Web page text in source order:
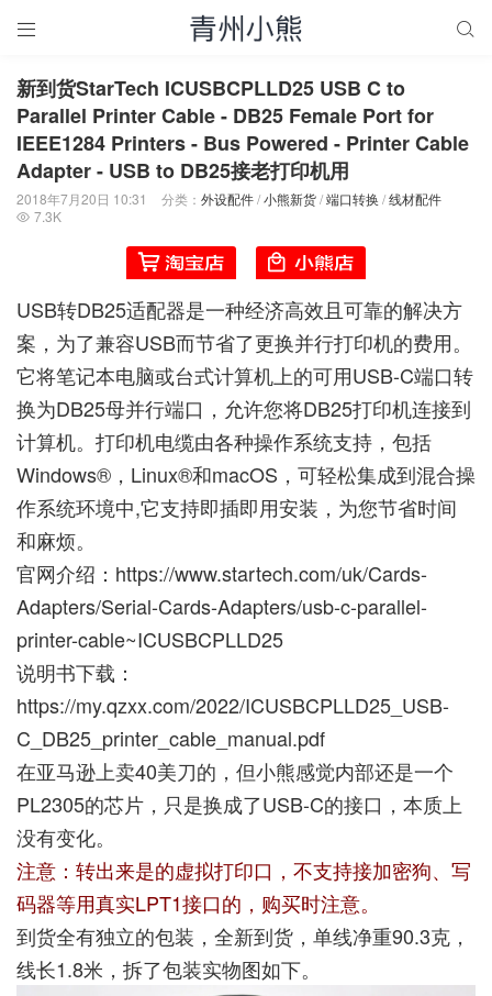
 
新到货StarTech ICUSBCPLLD25 USB C to
Parallel Printer Cable - DB25 Female Port for
IEEE1284 Printers - Bus Powered - Printer Cable
Adapter - USB to DB25接老打印机用
2018年7月20日 10:31 分类： 外设配件/小熊新货/端口转换 /线材配件
 7.3K
USB转DB25适配器是一种经济高效且可靠的解决方
案，为了兼容USB而节省了更换并行打印机的费用。
它将笔记本电脑或台式计算机上的可用USB-C端口转
换为DB25母并行端口，允许您将DB25打印机连接到
计算机。打印机电缆由各种操作系统支持，包括
Windows®，Linux®和macOS，可轻松集成到混合操
作系统环境中,它支持即插即用安装，为您节省时间
和麻烦。
官网介绍： https://www.startech.com/uk/Cards-
Adapters/Serial-Cards-Adapters/usb-c-parallel-
printer-cable~ICUSBCPLLD25
说明书下载：
https://my.qzxx.com/2022/ICUSBCPLLD25_USB-
C_DB25_printer_cable_manual.pdf
在亚马逊上卖40美刀的，但小熊感觉内部还是一个
PL2305的芯片，只是换成了USB-C的接口，本质上
没有变化。
注意：转出来是的虚拟打印口，不支持接加密狗、写
码器等用真实LPT1接口的，购买时注意。
到货全有独立的包装，全新到货，单线净重90.3克，
线长1.8米，拆了包装实物图如下。